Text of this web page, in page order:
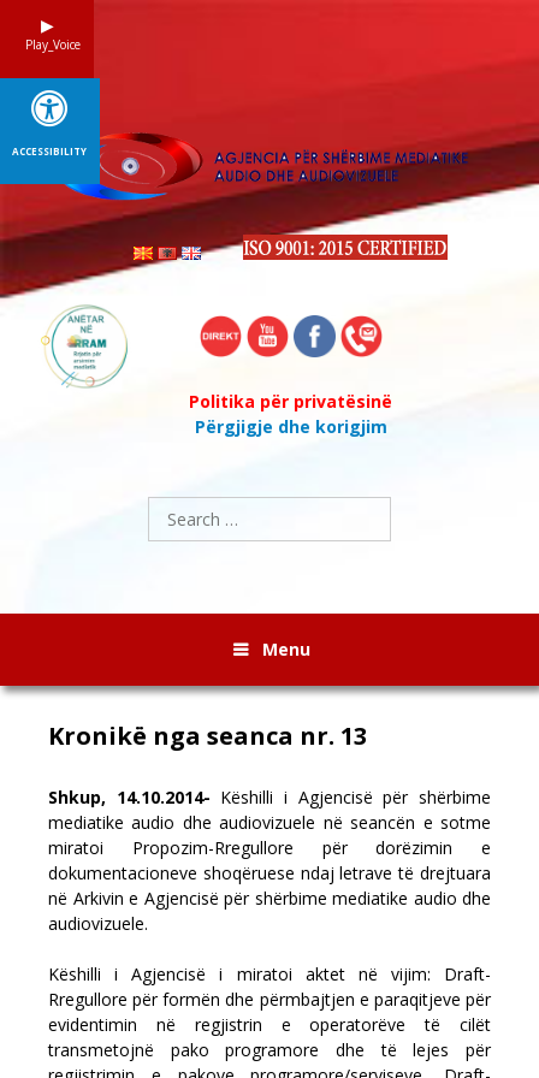
Politika për privatësinë
Përgjigje dhe korigjim
Search
for:
Menu
Kronikë nga seanca nr. 13
Shkup, 14.10.2014- Këshilli i Agjencisë për shërbime
mediatike audio dhe audiovizuele në seancën e sotme
miratoi Propozim-Rregullore për dorëzimin e
dokumentacioneve shoqëruese ndaj letrave të drejtuara
në Arkivin e Agjencisë për shërbime mediatike audio dhe
audiovizuele.
Këshilli i Agjencisë i miratoi aktet në vijim: Draft-
Rregullore për formën dhe përmbajtjen e paraqitjeve për
evidentimin në regjistrin e operatorëve të cilët
transmetojnë pako programore dhe të lejes për
Play_Voice
ACCESSIBILITY